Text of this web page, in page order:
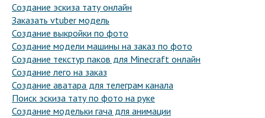
Создание эскиза тату онлайн
Заказать vtuber модель
Создание выкройки по фото
Создание модели машины на заказ по фото
Создание текстур паков для Minecraft онлайн
Создание лего на заказ
Создание аватара для телеграм канала
Поиск эскиза тату по фото на руке
Создание модельки гача для анимации